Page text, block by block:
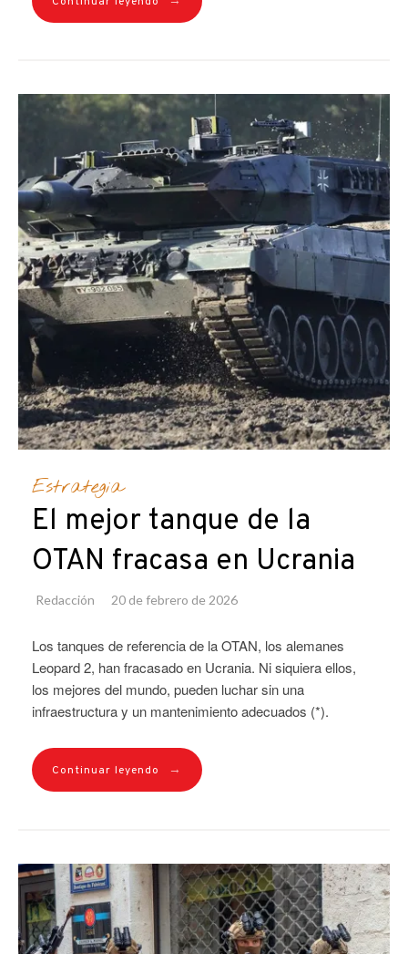
Estrategia
El mejor tanque de la
OTAN fracasa en Ucrania
Redacción 20 de febrero de 2026
Los tanques de referencia de la OTAN, los alemanes
Leopard 2, han fracasado en Ucrania. Ni siquiera ellos,
los mejores del mundo, pueden luchar sin una
infraestructura y un mantenimiento adecuados (*).
Continuar leyendo →